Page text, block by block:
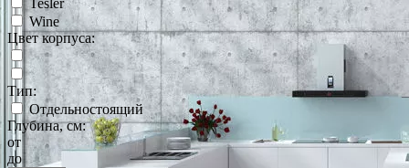
Tesler
Wine
Цвет корпуса:
Тип:
Отдельностоящий
Глубина, см:
от
до